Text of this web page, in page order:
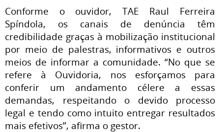
Conforme o ouvidor, TAE Raul Ferreira
Spíndola, os canais de denúncia têm
credibilidade graças à mobilização institucional
por meio de palestras, informativos e outros
meios de informar a comunidade. “No que se
refere à Ouvidoria, nos esforçamos para
conferir um andamento célere a essas
demandas, respeitando o devido processo
legal e tendo como intuito entregar resultados
mais efetivos”, afirma o gestor.